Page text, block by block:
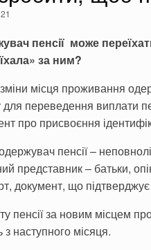
пенсії може
за ним?
місця проживання
переведення виплати
про присвоєння
пенсії –
представник – батьки,
документ, що
пенсії за новим місцем
з наступного місяця.